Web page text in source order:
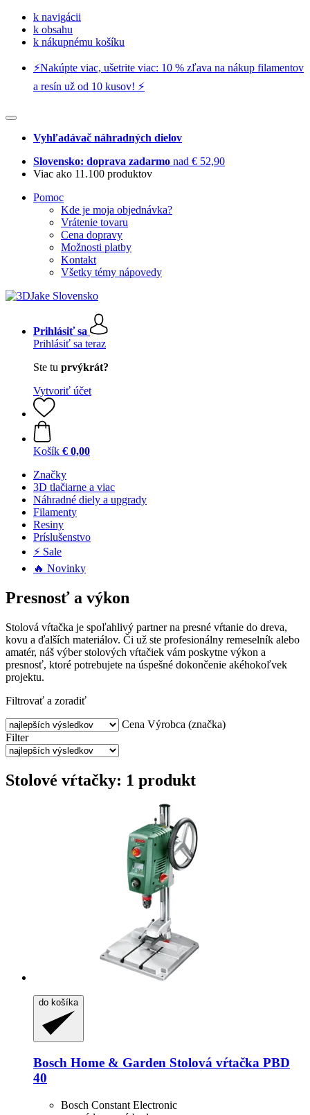
k navigácii
k obsahu
k nákupnému košíku
⚡️Nakúpte viac, ušetrite viac: 10 % zľava na nákup filamentov
a resín už od 10 kusov! ⚡️
Vyhľadávač náhradných dielov
Slovensko: doprava zadarmo nad € 52,90
Viac ako 11.100 produktov
Pomoc
Kde je moja objednávka?
Vrátenie tovaru
Cena dopravy
Možnosti platby
Kontakt
Všetky témy nápovedy
Prihlásiť sa
Prihlásiť sa teraz
Ste tu prvýkrát?
Vytvoriť účet
Košík € 0,00
Značky
3D tlačiarne a viac
Náhradné diely a upgrady
Filamenty
Resiny
Príslušenstvo
⚡ Sale
🔥 Novinky
Presnosť a výkon
Stolová vŕtačka je spoľahlivý partner na presné vŕtanie do dreva,
kovu a ďalších materiálov. Či už ste profesionálny remeselník alebo
amatér, náš výber stolových vŕtačiek vám poskytne výkon a
presnosť, ktoré potrebujete na úspešné dokončenie akéhokoľvek
projektu.
Filtrovať a zoradiť
Cena Výrobca (značka)
Filter
Stolové vŕtačky: 1 produkt
do košíka
Bosch Home & Garden Stolová vŕtačka PBD
40
Bosch Constant Electronic